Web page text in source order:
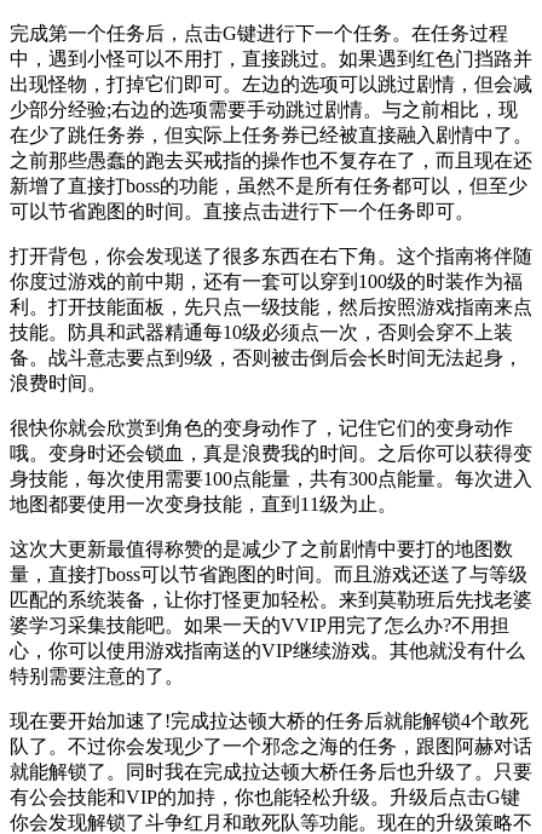
完成第一个任务后，点击G键进行下一个任务。在任务过程
中，遇到小怪可以不用打，直接跳过。如果遇到红色门挡路并
出现怪物，打掉它们即可。左边的选项可以跳过剧情，但会减
少部分经验;右边的选项需要手动跳过剧情。与之前相比，现
在少了跳任务券，但实际上任务券已经被直接融入剧情中了。
之前那些愚蠢的跑去买戒指的操作也不复存在了，而且现在还
新增了直接打boss的功能，虽然不是所有任务都可以，但至少
可以节省跑图的时间。直接点击进行下一个任务即可。
打开背包，你会发现送了很多东西在右下角。这个指南将伴随
你度过游戏的前中期，还有一套可以穿到100级的时装作为福
利。打开技能面板，先只点一级技能，然后按照游戏指南来点
技能。防具和武器精通每10级必须点一次，否则会穿不上装
备。战斗意志要点到9级，否则被击倒后会长时间无法起身，
浪费时间。
很快你就会欣赏到角色的变身动作了，记住它们的变身动作
哦。变身时还会锁血，真是浪费我的时间。之后你可以获得变
身技能，每次使用需要100点能量，共有300点能量。每次进入
地图都要使用一次变身技能，直到11级为止。
这次大更新最值得称赞的是减少了之前剧情中要打的地图数
量，直接打boss可以节省跑图的时间。而且游戏还送了与等级
匹配的系统装备，让你打怪更加轻松。来到莫勒班后先找老婆
婆学习采集技能吧。如果一天的VVIP用完了怎么办?不用担
心，你可以使用游戏指南送的VIP继续游戏。其他就没有什么
特别需要注意的了。
现在要开始加速了!完成拉达顿大桥的任务后就能解锁4个敢死
队了。不过你会发现少了一个邪念之海的任务，跟图阿赫对话
就能解锁了。同时我在完成拉达顿大桥任务后也升级了。只要
有公会技能和VIP的加持，你也能轻松升级。升级后点击G键
你会发现解锁了斗争红月和敢死队等功能。现在的升级策略不